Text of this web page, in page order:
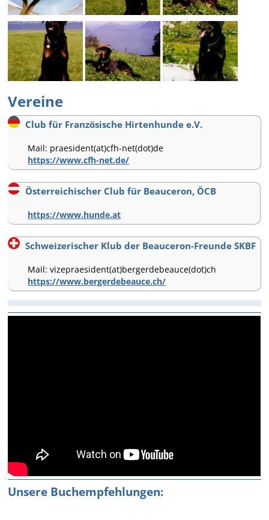
Vereine
Club für Französische Hirtenhunde e.V.
Mail: praesident(at)cfh-net(dot)de
https://www.cfh-net.de/
Österreichischer Club für Beauceron, ÖCB
https://www.hunde.at
Schweizerischer Klub der Beauceron-Freunde SKBF
Mail: vizepraesident(at)bergerdebeauce(dot)ch
https://www.bergerdebeauce.ch/
Unsere Buchempfehlungen: